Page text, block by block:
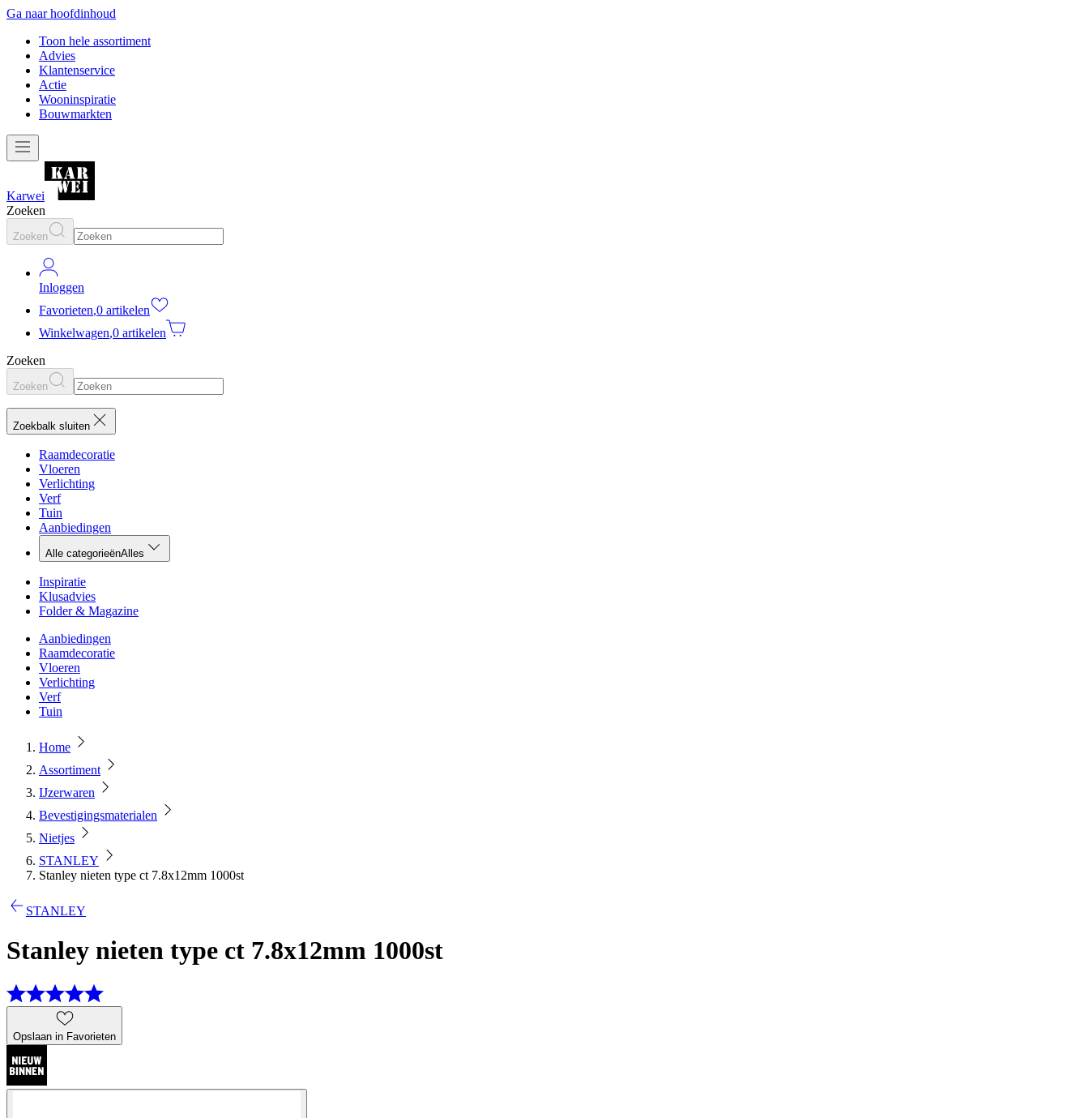
Ga naar hoofdinhoud
Toon hele assortiment
Advies
Klantenservice
Actie
Wooninspiratie
Bouwmarkten
Karwei
Zoeken
Zoeken
Inloggen
Favorieten,0 artikelen
Winkelwagen,0 artikelen
Zoeken
Zoeken
Zoekbalk sluiten
Raamdecoratie
Vloeren
Verlichting
Verf
Tuin
Aanbiedingen
Alle categorieënAlles
Inspiratie
Klusadvies
Folder & Magazine
Aanbiedingen
Raamdecoratie
Vloeren
Verlichting
Verf
Tuin
Home
Assortiment
IJzerwaren
Bevestigingsmaterialen
Nietjes
STANLEY
Stanley nieten type ct 7.8x12mm 1000st
STANLEY
Stanley nieten type ct 7.8x12mm 1000st
Opslaan in Favorieten